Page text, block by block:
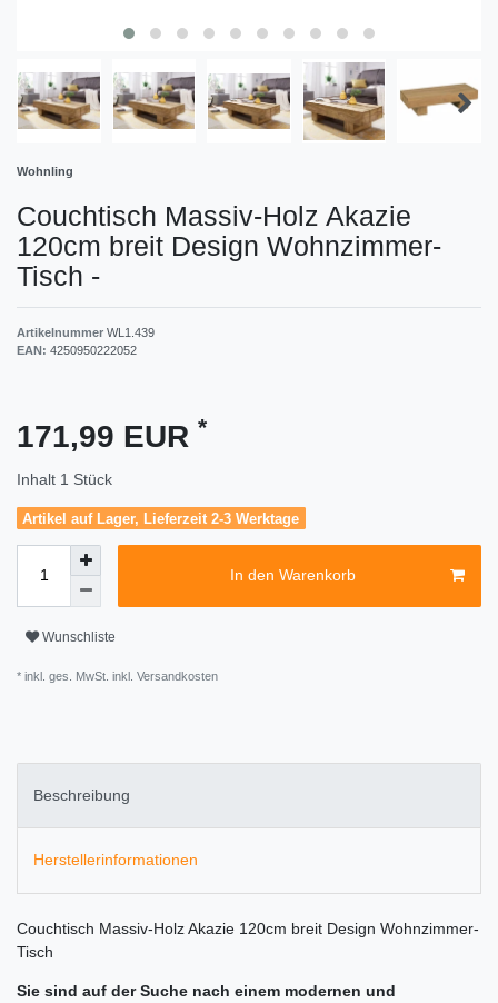
Wohnling
Couchtisch Massiv-Holz Akazie
120cm breit Design Wohnzimmer-
Tisch -
Artikelnummer WL1.439
EAN: 4250950222052
171,99 EUR *
Inhalt 1 Stück
Artikel auf Lager, Lieferzeit 2-3 Werktage
In den Warenkorb
Wunschliste
* inkl. ges. MwSt. inkl. Versandkosten
Beschreibung
Herstellerinformationen
Couchtisch Massiv-Holz Akazie 120cm breit Design Wohnzimmer-
Tisch
Sie sind auf der Suche nach einem modernen und